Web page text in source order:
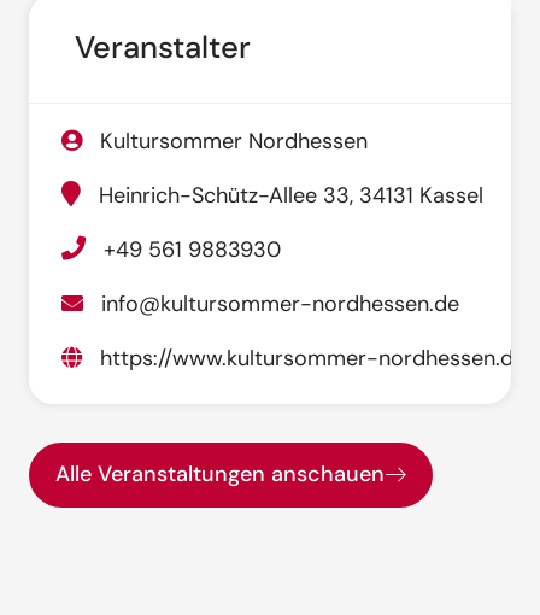
Veranstalter
Kultursommer Nordhessen
Heinrich-Schütz-Allee 33, 34131 Kassel
+49 561 9883930
info@kultursommer-nordhessen.de
https://www.kultursommer-nordhessen.de
Alle Veranstaltungen anschauen